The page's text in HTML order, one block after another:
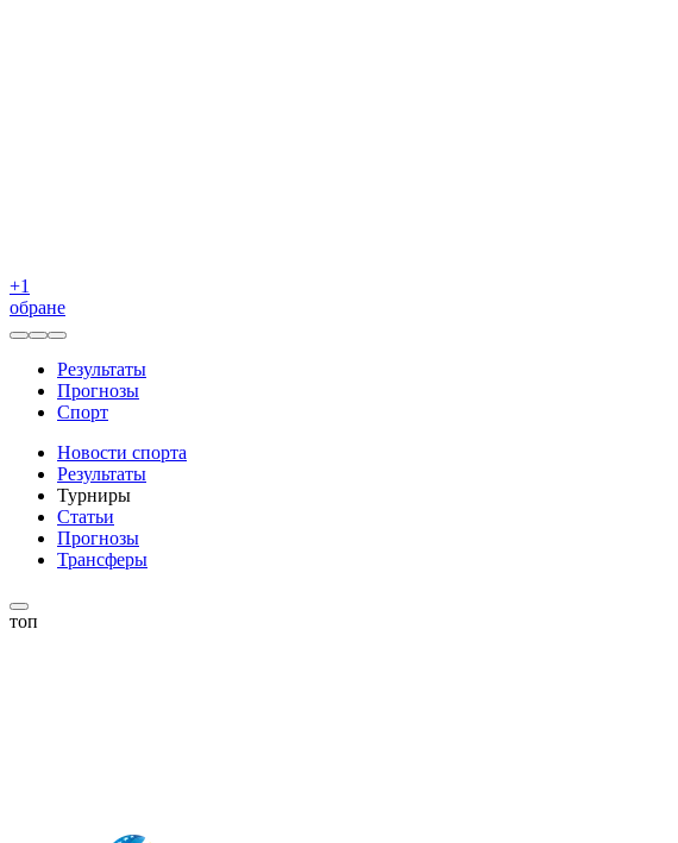
+1
обране
Результаты
Прогнозы
Спорт
Новости спорта
Результаты
Турниры
Статьи
Прогнозы
Трансферы
топ